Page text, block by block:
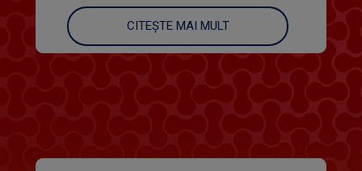
CITEȘTE MAI MULT